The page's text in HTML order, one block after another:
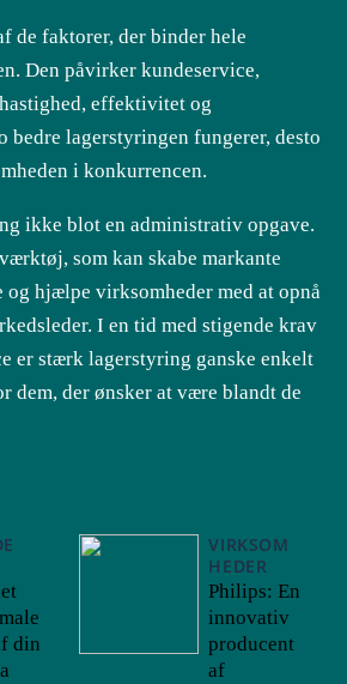
de faktorer, der binder hele
Den påvirker kundeservice,
effektivitet og
bedre lagerstyringen fungerer, desto
i konkurrencen.
ikke blot en administrativ opgave.
som kan skabe markante
hjælpe virksomheder med at opnå
I en tid med stigende krav
er stærk lagerstyring ganske enkelt
dem, der ønsker at være blandt de
din
VIRKSOM
HEDER
Philips: En
innovativ
producent
af